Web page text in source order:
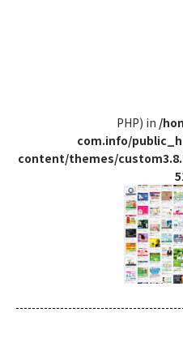
PHP) in /
com.info/
content/themes/